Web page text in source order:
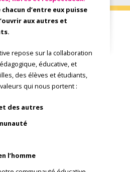
d’entre eux puisse
aux autres et
repose sur la collaboration
éducative, et
des élèves et étudiants,
qui nous portent :
des autres
l’homme